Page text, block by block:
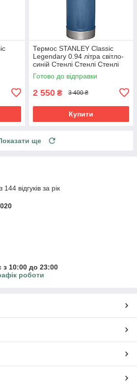
Термос STANLEY Classic
Legendary 0.94 літра світло-
синій Стенлі Стенлі Стенлі
Класик Класик
Готово до відправки
2 550 ₴ 3 400 ₴
Купити
ще
відгуків за рік
з 10:00 до 23:00
роботи